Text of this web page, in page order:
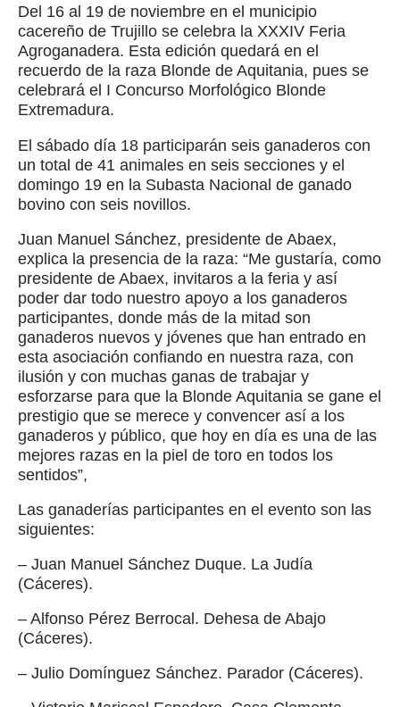
Del 16 al 19 de noviembre en el municipio
cacereño de Trujillo se celebra la XXXIV Feria
Agroganadera. Esta edición quedará en el
recuerdo de la raza Blonde de Aquitania, pues se
celebrará el I Concurso Morfológico Blonde
Extremadura.
El sábado día 18 participarán seis ganaderos con
un total de 41 animales en seis secciones y el
domingo 19 en la Subasta Nacional de ganado
bovino con seis novillos.
Juan Manuel Sánchez, presidente de Abaex,
explica la presencia de la raza: “Me gustaría, como
presidente de Abaex, invitaros a la feria y así
poder dar todo nuestro apoyo a los ganaderos
participantes, donde más de la mitad son
ganaderos nuevos y jóvenes que han entrado en
esta asociación confiando en nuestra raza, con
ilusión y con muchas ganas de trabajar y
esforzarse para que la Blonde Aquitania se gane el
prestigio que se merece y convencer así a los
ganaderos y público, que hoy en día es una de las
mejores razas en la piel de toro en todos los
sentidos”,
Las ganaderías participantes en el evento son las
siguientes:
– Juan Manuel Sánchez Duque. La Judía
(Cáceres).
– Alfonso Pérez Berrocal. Dehesa de Abajo
(Cáceres).
– Julio Domínguez Sánchez. Parador (Cáceres).